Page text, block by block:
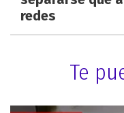
redes
Te